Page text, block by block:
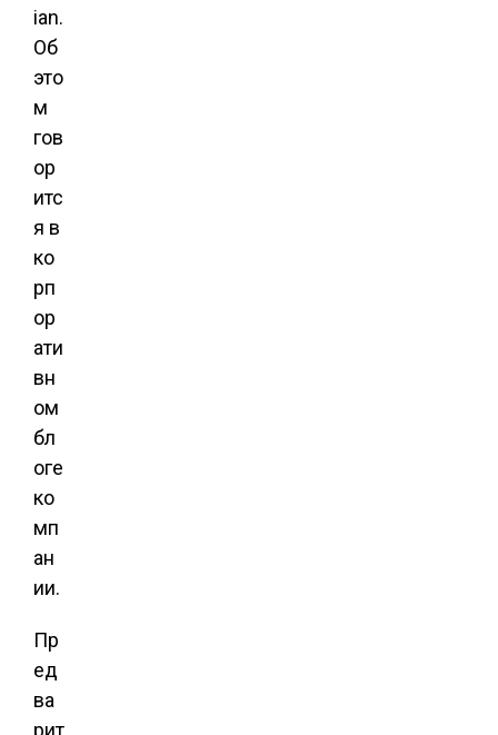
ian.
Об
это
м
гов
ор
итс
я в
ко
рп
ор
ати
вн
ом
бл
оге
ко
мп
ан
ии.
Пр
ед
ва
рит